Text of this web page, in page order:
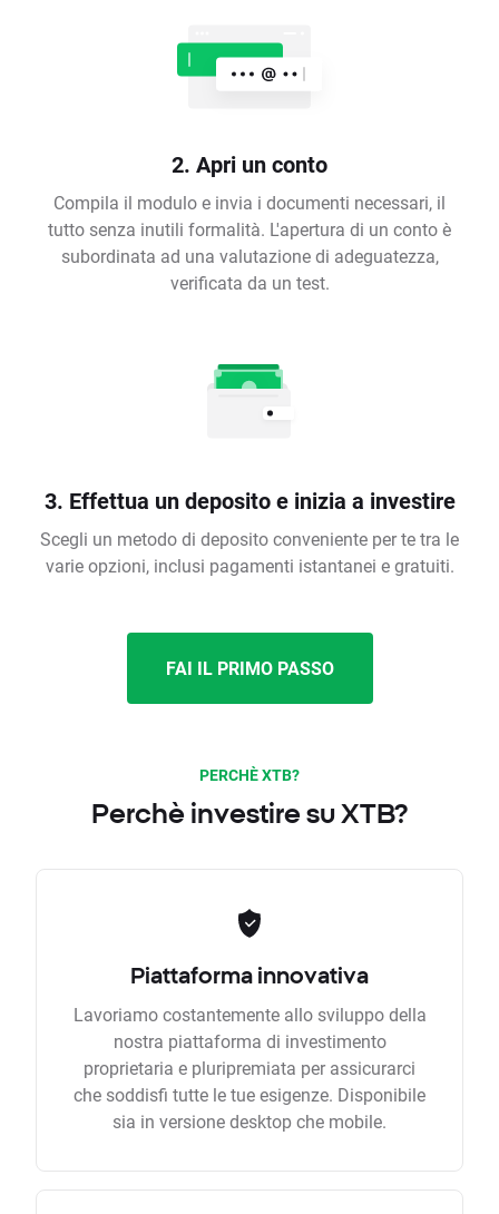
2. Apri un conto
Compila il modulo e invia i documenti necessari, il
tutto senza inutili formalità. L'apertura di un conto è
subordinata ad una valutazione di adeguatezza,
verificata da un test.
3. Effettua un deposito e inizia a investire
Scegli un metodo di deposito conveniente per te tra le
varie opzioni, inclusi pagamenti istantanei e gratuiti.
FAI IL PRIMO PASSO
PERCHÈ XTB?
Perchè investire su XTB?
Piattaforma innovativa
Lavoriamo costantemente allo sviluppo della
nostra piattaforma di investimento
proprietaria e pluripremiata per assicurarci
che soddisfi tutte le tue esigenze. Disponibile
sia in versione desktop che mobile.